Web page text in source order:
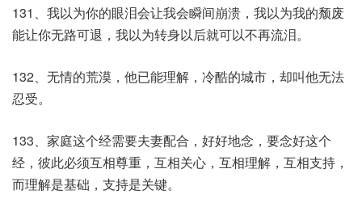
131、我以为你的眼泪会让我会瞬间崩溃，我以为我的颓废
能让你无路可退，我以为转身以后就可以不再流泪。
132、无情的荒漠，他已能理解，冷酷的城市，却叫他无法
忍受。
133、家庭这个经需要夫妻配合，好好地念，要念好这个
经，彼此必须互相尊重，互相关心，互相理解，互相支持，
而理解是基础，支持是关键。